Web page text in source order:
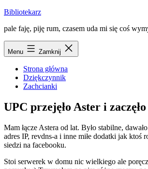
Przejdź
treści
Bibliotekarz
pale faję, piję rum, czasem uda mi się coś
Menu Zamknij
Strona główna
Dziękczynnik
Zachcianki
UPC przejęło Aster i
Mam łącze Astera od lat. Było stabilne,
adres IP, revdns-a i inne miłe dodatki jak ktoś
siedzi na facebooku.
Stoi serwerek w domu nic wielkiego ale